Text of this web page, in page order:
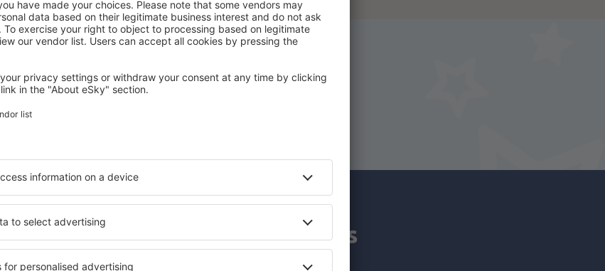
Reserve Voo+Hotel na eSky.pt!
da newsletter viajam mais
por menos